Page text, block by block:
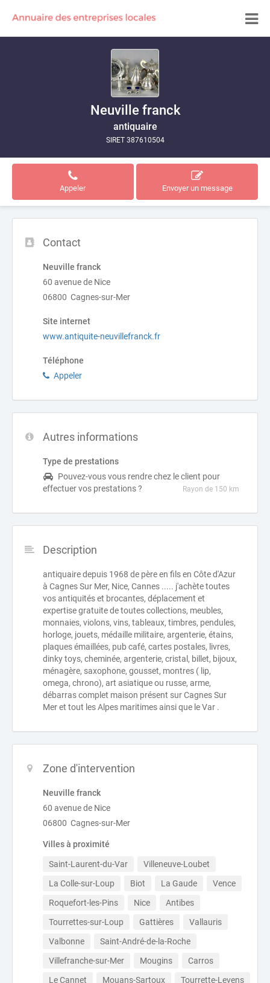
Neuville franck
antiquaire
SIRET 387610504
Appeler Envoyer un message
Contact
Neuville franck
60 avenue de Nice
06800 Cagnes-sur-Mer
Site internet
www.antiquite-neuvillefranck.fr
Téléphone
Appeler
Autres informations
Type de prestations
Pouvez-vous vous rendre chez le client pour
effectuer vos prestations ?
Rayon de 150 km
Description
antiquaire depuis 1968 de père en fils en Côte d'Azur
à Cagnes Sur Mer, Nice, Cannes ..... j'achète toutes
vos antiquités et brocantes, déplacement et
expertise gratuite de toutes collections, meubles,
monnaies, violons, vins, tableaux, timbres, pendules,
horloge, jouets, médaille militaire, argenterie, étains,
plaques émaillées, pub café, cartes postales, livres,
dinky toys, cheminée, argenterie, cristal, billet, bijoux,
ménagère, saxophone, gousset, montres ( lip,
omega, chrono), art asiatique ou russe, arme,
débarras complet maison présent sur Cagnes Sur
Mer et tout les Alpes maritimes ainsi que le Var .
Zone d'intervention
Neuville franck
60 avenue de Nice
06800 Cagnes-sur-Mer
Villes à proximité
Saint-Laurent-du-Var
Villeneuve-Loubet
La Colle-sur-Loup
Biot La Gaude
Vence
Roquefort-les-Pins
Nice
Antibes
Tourrettes-sur-Loup
Gattières
Vallauris
Valbonne
Saint-André-de-la-Roche
Villefranche-sur-Mer
Mougins
Carros
Le Cannet
Mouans-Sartoux Tourrette-Levens